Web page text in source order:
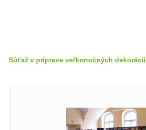
Súťaž v príprave veľkonočných dekorácií